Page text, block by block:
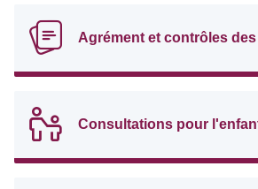
Agrément et contrôles
Consultations pour l'enfant